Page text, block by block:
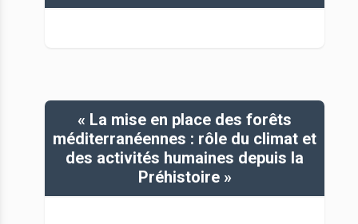
« La mise en place des forêts
méditerranéennes : rôle du climat et
des activités humaines depuis la
Préhistoire »